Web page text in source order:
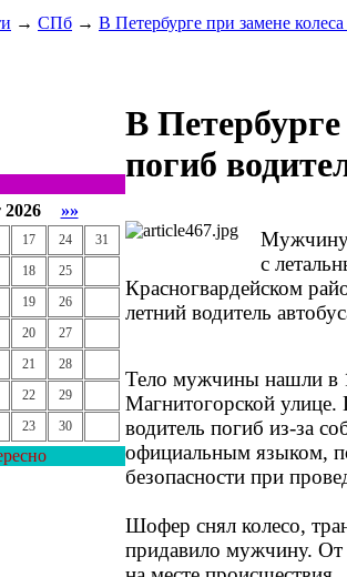
→ СПб → В Петербурге при замене
2026 »»
17 24
31
18
25
19
26
20
27
21
28
22
29
23 30
В
погиб
Мужчину
с
Красногвардейском
летний водитель
Тело мужчины нашли в
Магнитогорской
водитель погиб из-за
официальным языком,
безопасности при
Шофер снял колесо,
придавило мужчину. От